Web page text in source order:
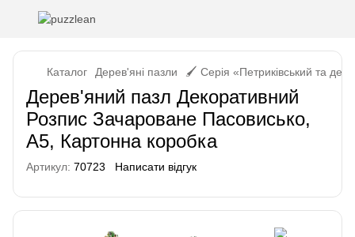
Каталог Дерев'яні пазли 🖌️ Серія «Петриківський та
Дерев'яний пазл Декоративний
Розпис Зачароване Пасовисько,
А5, Картонна коробка
Артикул: 70723 Написати відгук